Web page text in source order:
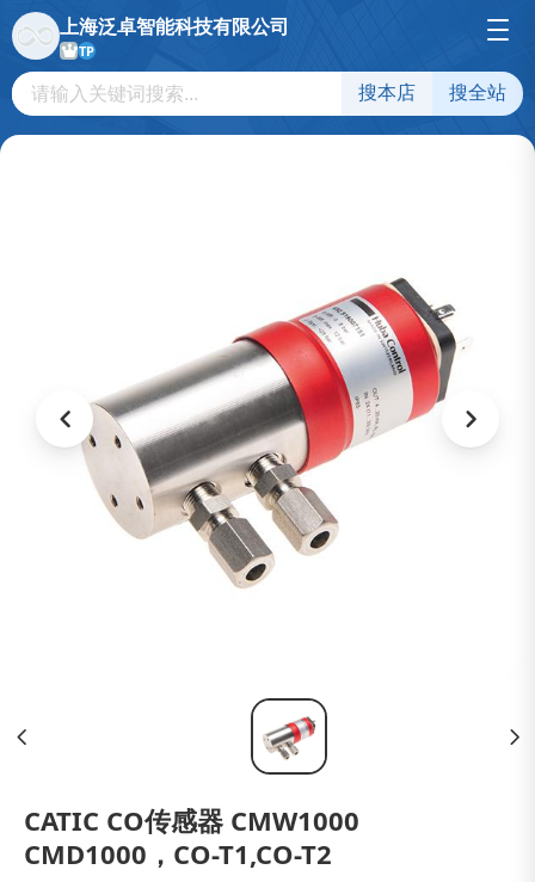
上海泛卓智能科技有限公司
TP
搜本店 搜全站
CATIC CO传感器 CMW1000
CMD1000，CO-T1,CO-T2